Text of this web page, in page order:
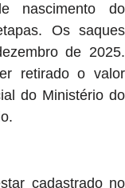
nascimento do
Os saques
de 2025.
retirado o valor
do Ministério do
cadastrado no